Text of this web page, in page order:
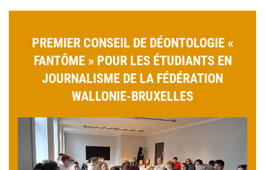
PREMIER CONSEIL DE DÉONTOLOGIE «
FANTÔME » POUR LES ÉTUDIANTS EN
JOURNALISME DE LA FÉDÉRATION
WALLONIE-BRUXELLES